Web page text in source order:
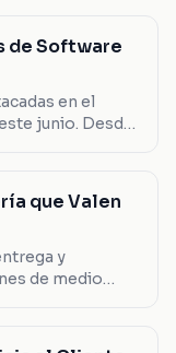
de Software
en el
junio. Desde
que Valen
y
de medio